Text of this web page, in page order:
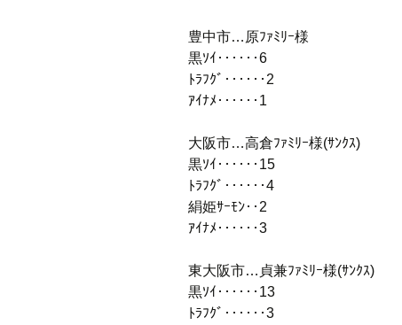
豊中市…原ﾌｧﾐﾘｰ様
黒ｿｲ‥‥‥6
ﾄﾗﾌｸﾞ‥‥‥2
ｱｲﾅﾒ‥‥‥1
大阪市…高倉ﾌｧﾐﾘｰ様(ｻﾝｸｽ)
黒ｿｲ‥‥‥15
ﾄﾗﾌｸﾞ‥‥‥4
絹姫ｻｰﾓﾝ‥2
ｱｲﾅﾒ‥‥‥3
東大阪市…貞兼ﾌｧﾐﾘｰ様(ｻﾝｸｽ)
黒ｿｲ‥‥‥13
ﾄﾗﾌｸﾞ‥‥‥3